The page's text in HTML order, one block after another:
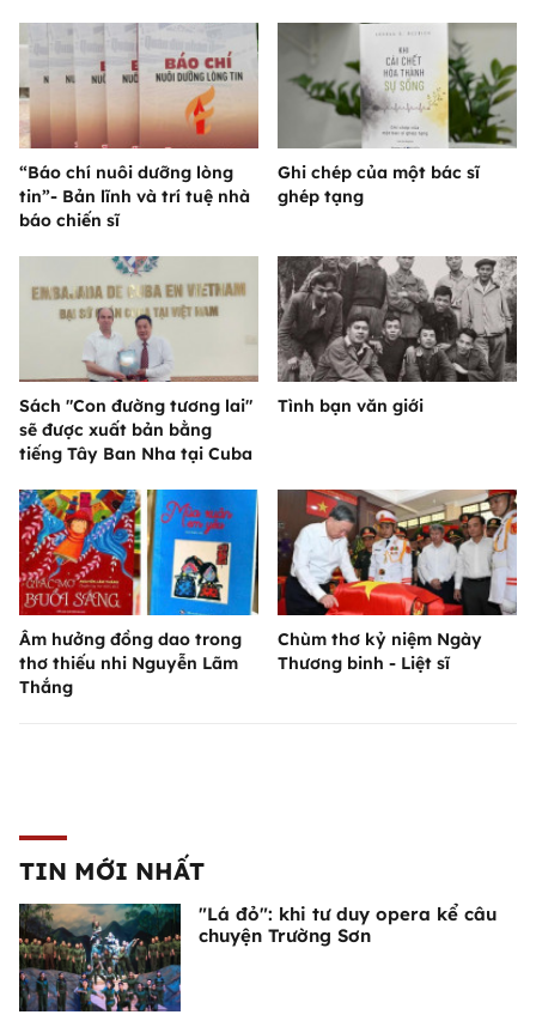
“Báo chí nuôi dưỡng lòng
tin”- Bản lĩnh và trí tuệ nhà
báo chiến sĩ
Ghi chép của một bác sĩ
ghép tạng
Sách "Con đường tương lai"
sẽ được xuất bản bằng
tiếng Tây Ban Nha tại Cuba
Tình bạn văn giới
Âm hưởng đồng dao trong
thơ thiếu nhi Nguyễn Lãm
Thắng
Chùm thơ kỷ niệm Ngày
Thương binh - Liệt sĩ
TIN MỚI NHẤT
"Lá đỏ": khi tư duy opera kể câu
chuyện Trường Sơn